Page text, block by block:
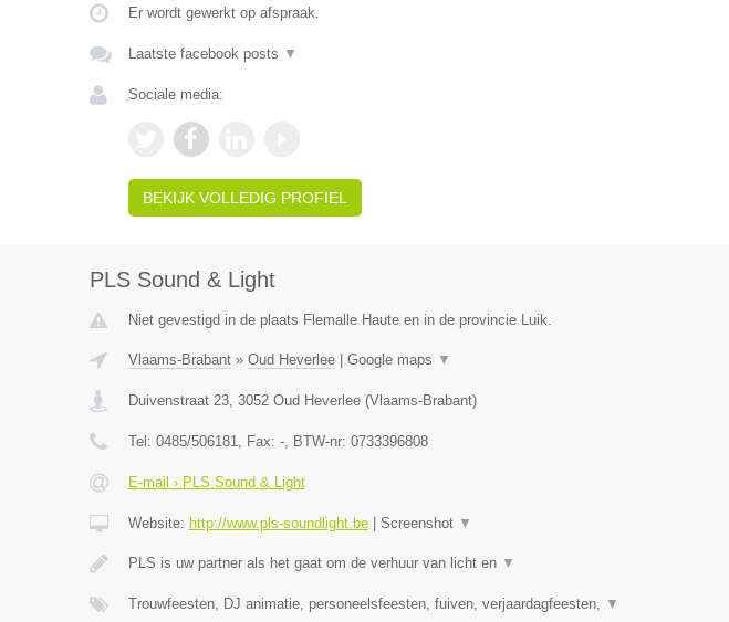
Er wordt gewerkt op afspraak.
Laatste facebook posts ▼
Sociale media:
BEKIJK VOLLEDIG PROFIEL
PLS Sound & Light
Niet gevestigd in de plaats Flemalle Haute en in de provincie Luik.
Vlaams-Brabant» Oud Heverlee| Google maps ▼
Duivenstraat 23, 3052 Oud Heverlee(Vlaams-Brabant)
Tel: 0485/506181, Fax: -, BTW-nr: 0733396808
E-mail › PLS Sound & Light
Website: http://www.pls-soundlight.be| Screenshot ▼
PLS is uw partner als het gaat om de verhuur van licht en ▼
Trouwfeesten, DJ animatie, personeelsfeesten, fuiven, verjaardagfeesten, ▼